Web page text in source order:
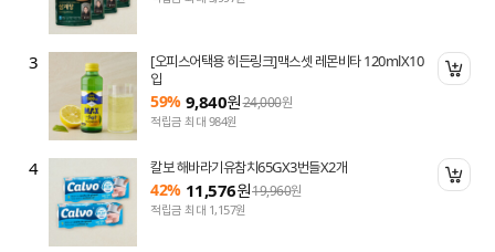
담기
담기
3
[오피스어택용 히든링크]맥스셋 레몬비타 120mlX10
입
59% 9,840원24,000원
적립금 최대 984원
4 칼보 해바라기유참치65GX3번들X2개
42% 11,576원19,960원
적립금 최대 1,157원